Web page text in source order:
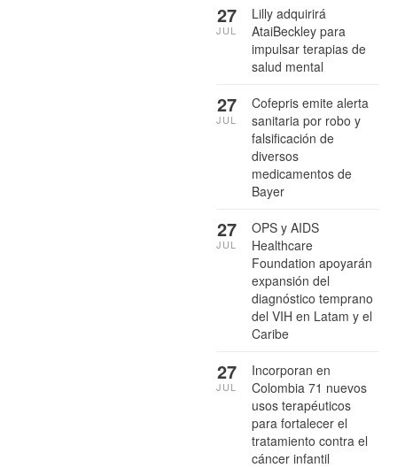
Lilly adquirirá
AtaiBeckley para
impulsar terapias de
salud mental
27
JUL
Cofepris emite alerta
sanitaria por robo y
falsificación de
diversos
medicamentos de
Bayer
27
JUL
OPS y AIDS
Healthcare
Foundation apoyarán
expansión del
diagnóstico temprano
del VIH en Latam y el
Caribe
27
JUL
Incorporan en
Colombia 71 nuevos
usos terapéuticos
para fortalecer el
tratamiento contra el
cáncer infantil
27
JUL